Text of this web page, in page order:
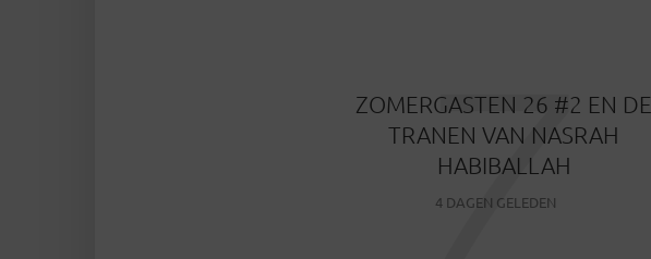
ZOMERGASTEN 26 #2 EN DE
TRANEN VAN NASRAH
HABIBALLAH
4 DAGEN GELEDEN
Z